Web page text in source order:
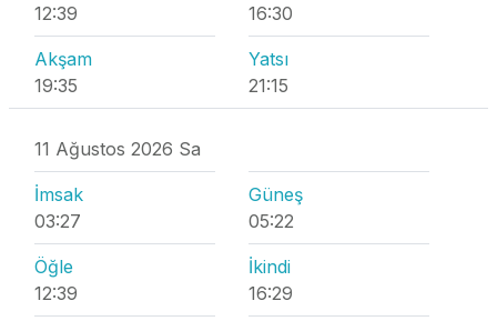
12:39
16:30
Akşam
19:35
Yatsı
21:15
11 Ağustos 2026 Sa
İmsak
03:27
Güneş
05:22
Öğle
12:39
İkindi
16:29